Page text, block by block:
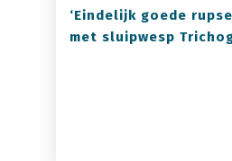
‘Eindelijk goede
met sluipwesp